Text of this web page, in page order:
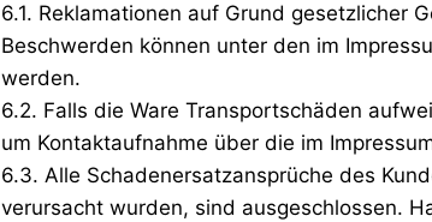
6.1. Reklamationen auf Grund gesetzlicher
Beschwerden können unter den im
werden.
6.2. Falls die Ware Transportschäden
um Kontaktaufnahme über die im
6.3. Alle Schadenersatzansprüche des
verursacht wurden, sind ausgeschlossen.